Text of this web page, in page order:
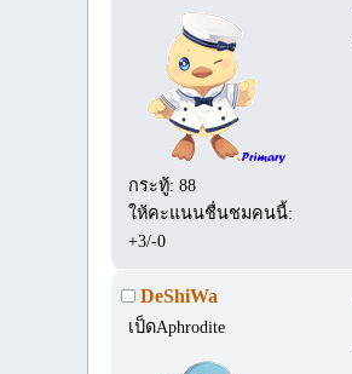
กระทู้: 88
ให้คะแนนชื่นชมคนนี้:
+3/-0
DeShiWa
เป็ดAphrodite